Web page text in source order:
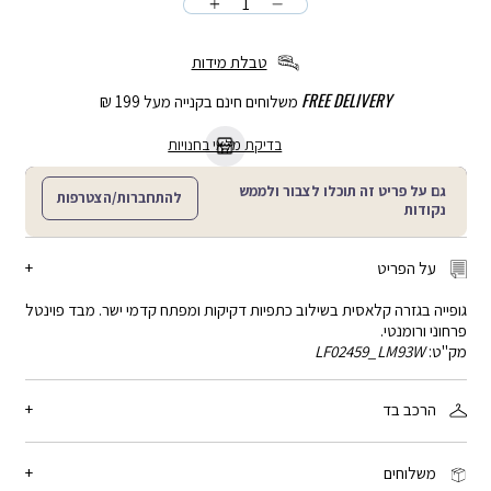
טבלת מידות
FREE DELIVERY משלוחים חינם בקנייה מעל 199 ₪
בדיקת מלאי בחנויות
גם על פריט זה תוכלו לצבור ולממש
נקודות
להתחברות/הצטרפות
על הפריט
הרכב בד
משלוחים
גופייה בגזרה קלאסית בשילוב כתפיות דקיקות ומפתח קדמי ישר. מבד פוינטל
פרחוני ורומנטי.
מק"ט: LF02459_LM93W